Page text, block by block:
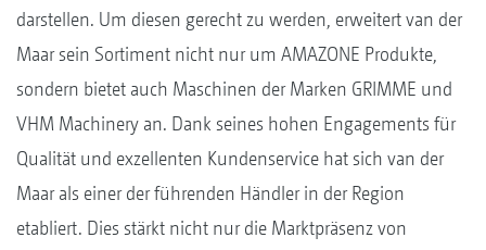
darstellen. Um diesen gerecht zu werden, erweitert van der
Maar sein Sortiment nicht nur um AMAZONE Produkte,
sondern bietet auch Maschinen der Marken GRIMME und
VHM Machinery an. Dank seines hohen Engagements für
Qualität und exzellenten Kundenservice hat sich van der
Maar als einer der führenden Händler in der Region
etabliert. Dies stärkt nicht nur die Marktpräsenz von